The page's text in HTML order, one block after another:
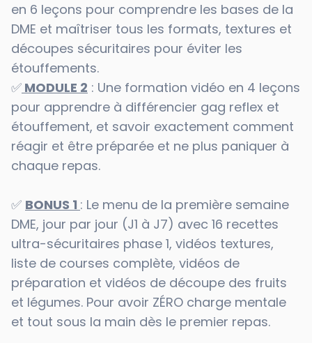
en 6 leçons pour comprendre les bases de la
DME et maîtriser tous les formats, textures et
découpes sécuritaires pour éviter les
étouffements.
✅ MODULE 2 : Une formation vidéo en 4 leçons
pour apprendre à différencier gag reflex et
étouffement, et savoir exactement comment
réagir et être préparée et ne plus paniquer à
chaque repas.
✅ BONUS 1 : Le menu de la première semaine
DME, jour par jour (J1 à J7) avec 16 recettes
ultra-sécuritaires phase 1, vidéos textures,
liste de courses complète, vidéos de
préparation et vidéos de découpe des fruits
et légumes. Pour avoir ZÉRO charge mentale
et tout sous la main dès le premier repas.